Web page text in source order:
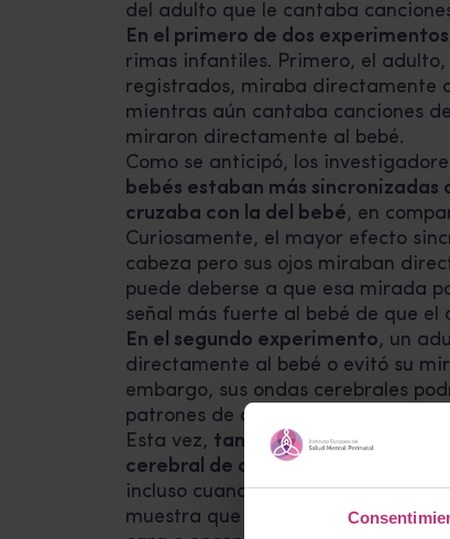
del adulto que le cantaba
En el primero de dos experimentos
rimas infantiles. Primero, el
registrados, miraba directamente
mientras aún cantaba canciones
miraron directamente al bebé.
Como se anticipó, los
bebés estaban más sincronizadas
cruzaba con la del bebé, en
Curiosamente, el mayor efecto
cabeza pero sus ojos miraban
puede deberse a que esa mirada
señal más fuerte al bebé de que
En el segundo experimento, un
directamente al bebé o evitó su
embargo, sus ondas cerebrales
patrones de ondas cerebrales
Esta vez, tanto los bebés como los
cerebral de cada uno cuando se
incluso cuando el adulto miraba
muestra que la sincronización de